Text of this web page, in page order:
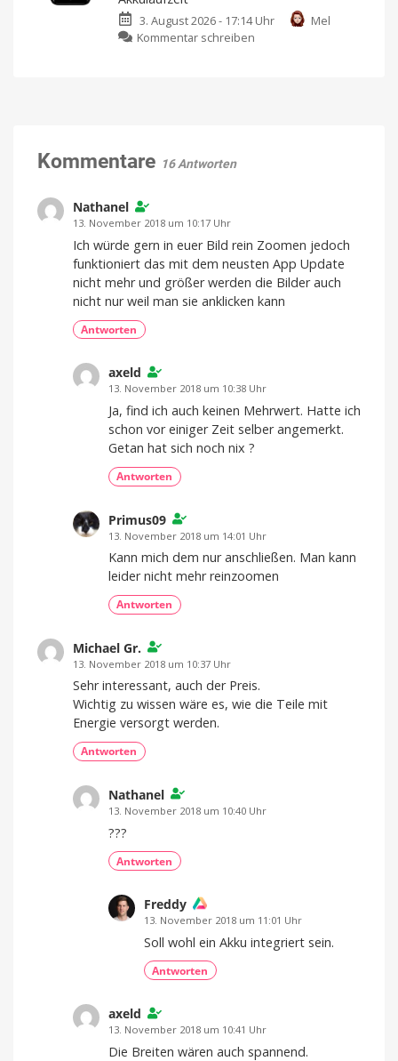
und
Ladegeräte
für
3. August 2026 - 17:14 Uhr
Mel
Kommentar schreiben
Akkulaufzeit
vier
Farbvarianten
erhältlich
Kommentare 16 Antworten
Nathanel
13. November 2018 um 10:17 Uhr
Ich würde gern in euer Bild rein Zoomen jedoch
funktioniert das mit dem neusten App Update
nicht mehr und größer werden die Bilder auch
nicht nur weil man sie anklicken kann
Antworten
axeld
13. November 2018 um 10:38 Uhr
Ja, find ich auch keinen Mehrwert. Hatte ich
schon vor einiger Zeit selber angemerkt.
Getan hat sich noch nix ?
Antworten
Primus09
13. November 2018 um 14:01 Uhr
Kann mich dem nur anschließen. Man kann
leider nicht mehr reinzoomen
Antworten
Michael Gr.
13. November 2018 um 10:37 Uhr
Sehr interessant, auch der Preis.
Wichtig zu wissen wäre es, wie die Teile mit
Energie versorgt werden.
Antworten
Nathanel
13. November 2018 um 10:40 Uhr
???
Antworten
Freddy
13. November 2018 um 11:01 Uhr
Soll wohl ein Akku integriert sein.
Antworten
axeld
13. November 2018 um 10:41 Uhr
Die Breiten wären auch spannend.